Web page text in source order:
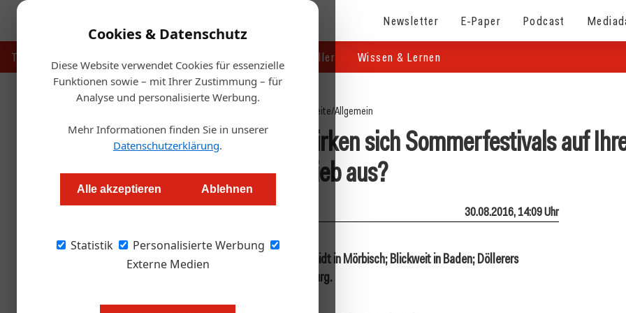
Cookies & Datenschutz
Diese Website verwendet Cookies für essenzielle
Funktionen sowie – mit Ihrer Zustimmung – für
Analyse und personalisierte Werbung.
Mehr Informationen finden Sie in unserer
Datenschutzerklärung.
Alle akzeptieren Ablehnen
Statistik
Personalisierte Werbung
Externe Medien
Newsletter E-Paper Podcast
Touristik Handel & Hersteller Wissen & Lernen
Startseite/Allgemein
ÖGZ-Umfrage der Woche: Wie wirken sich Sommerfestivals auf
Betrieb aus?
30.08.2016, 14:09 Uhr
Wir haben uns umgehört: Privathotel Das Schmidt in Mörbisch; Blickweit in Baden; Döllerers
Genusswelten in Golling; Pfefferschiff in Salzburg.